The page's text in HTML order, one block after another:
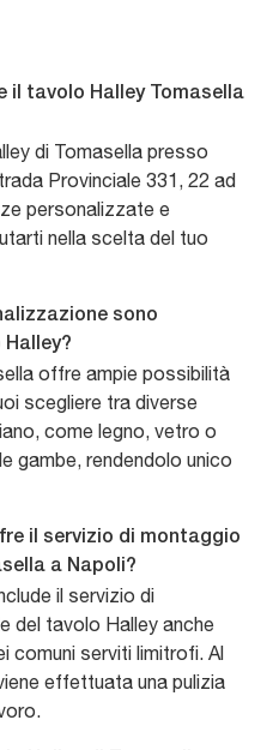
il tavolo Halley Tomasella
di Tomasella presso
Provinciale 331, 22 ad
personalizzate e
nella scelta del tuo
sono
offre ampie possibilità
scegliere tra diverse
come legno, vetro o
gambe, rendendolo unico
il servizio di montaggio
a Napoli?
il servizio di
del tavolo Halley anche
comuni serviti limitrofi. Al
effettuata una pulizia